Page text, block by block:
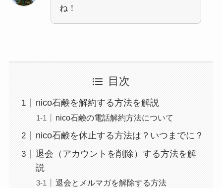
ね！
目次
nico石鹸を解約する方法を解説
nico石鹸の電話解約方法について
nico石鹸を休止する方法は？いつまでに？
退会（アカウントを削除）する方法を解
説
退会とメルマガを解除する方法